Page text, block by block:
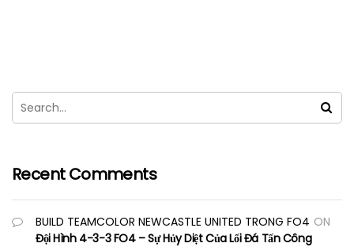
Recent Comments
BUILD TEAMCOLOR NEWCASTLE UNITED TRONG FO4 ON
Đội Hình 4-3-3 FO4 – Sự Hủy Diệt Của Lối Đá Tấn Công